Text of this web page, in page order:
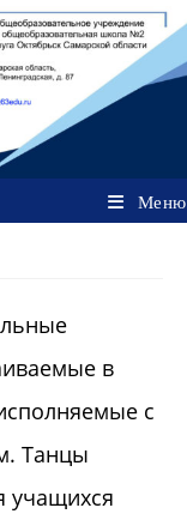
Меню
в
с
Танцы
учащихся